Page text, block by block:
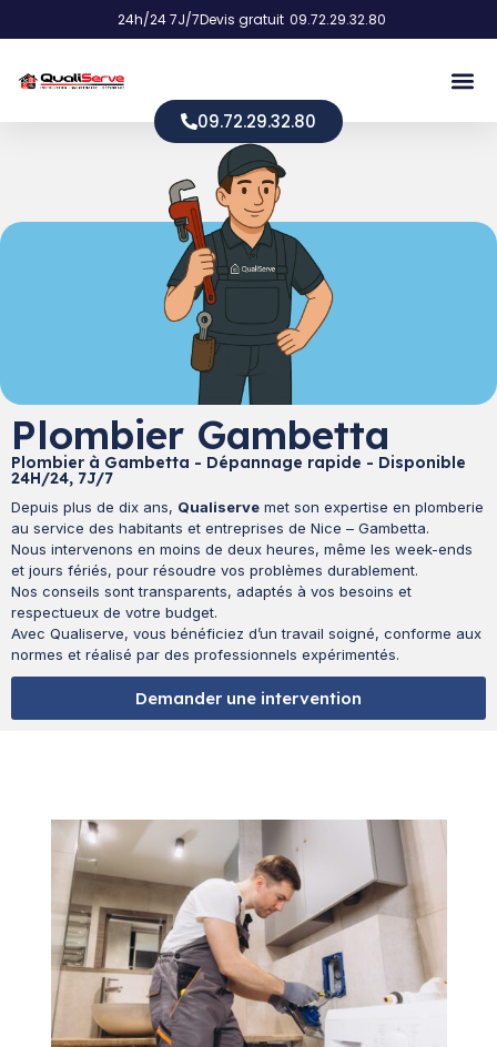
24h/24 7J/7Devis gratuit 09.72.29.32.80
09.72.29.32.80
Plombier Gambetta
Plombier à Gambetta - Dépannage rapide - Disponible
24H/24, 7J/7
Depuis plus de dix ans, Qualiserve met son expertise en plomberie
au service des habitants et entreprises de Nice – Gambetta.
Nous intervenons en moins de deux heures, même les week-ends
et jours fériés, pour résoudre vos problèmes durablement.
Nos conseils sont transparents, adaptés à vos besoins et
respectueux de votre budget.
Avec Qualiserve, vous bénéficiez d’un travail soigné, conforme aux
normes et réalisé par des professionnels expérimentés.
Demander une intervention